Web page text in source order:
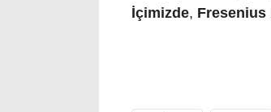
İçimizde, Fresenius